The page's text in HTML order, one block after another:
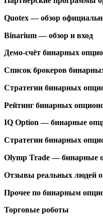
Quotex — обзор
Binarium — обзор и вход
Демо-счёт бинарных
Список брокеров
Стратегии бинарных
Рейтинг бинарных
IQ Option — бинарные
Стратегии бинарных
Olymp Trade — бинарные
Отзывы реальных людей
Прочее по бинарным
Торговые роботы